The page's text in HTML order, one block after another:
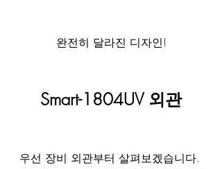
완전히 달라진 디자인!
Smart-1804UV 외관
​우선 장비 외관부터 살펴보겠습니다.